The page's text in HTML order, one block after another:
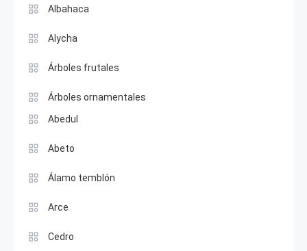
Albahaca
Alycha
Árboles frutales
Árboles ornamentales
Abedul
Abeto
Álamo temblón
Arce
Cedro